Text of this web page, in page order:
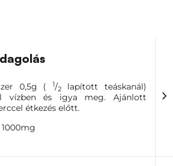
0,5g ( 1/2lapított teáskanál)
vízben és igya meg. Ajánlott
étkezés előtt.
1000mg